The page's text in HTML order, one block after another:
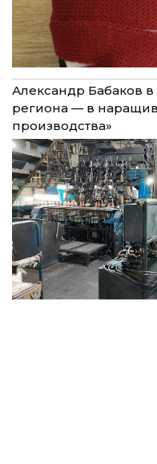
Александр Бабаков в
региона — в
производства»